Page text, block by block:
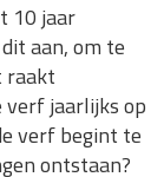
10 jaar
aan, om te
raakt
verf jaarlijks op
verf begint te
ontstaan?